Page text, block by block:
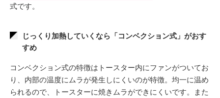
式です。
じっくり加熱していくなら「コンベクション式」がおす
すめ
コンベクション式の特徴はトースター内にファンがついてお
り、内部の温度にムラが発生しにくいのが特徴。均一に温め
られるので、トースターに焼きムラができにくいです。また